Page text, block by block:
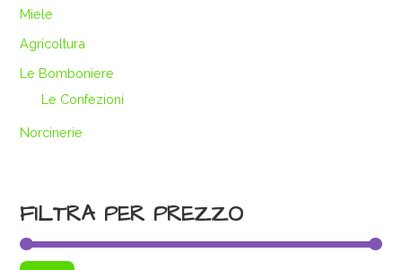
Miele
Agricoltura
Le Bomboniere
Le Confezioni
Norcinerie
FILTRA PER PREZZO